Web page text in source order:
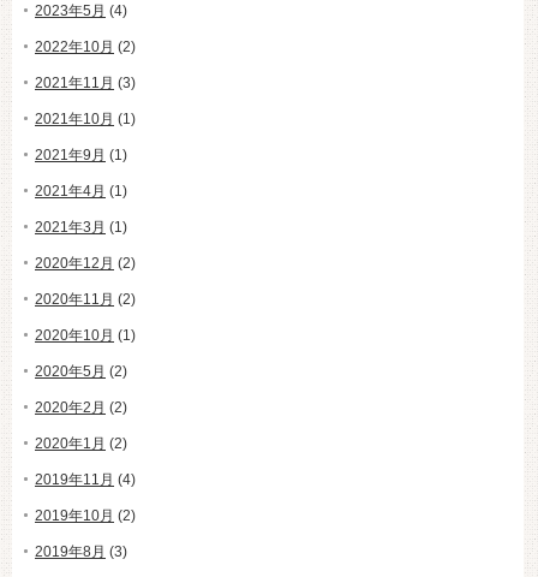
2023年5月 (4)
2022年10月 (2)
2021年11月 (3)
2021年10月 (1)
2021年9月 (1)
2021年4月 (1)
2021年3月 (1)
2020年12月 (2)
2020年11月 (2)
2020年10月 (1)
2020年5月 (2)
2020年2月 (2)
2020年1月 (2)
2019年11月 (4)
2019年10月 (2)
2019年8月 (3)